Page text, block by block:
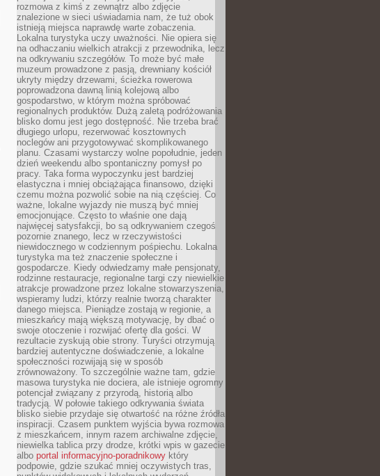
rozmowa z kimś z zewnątrz albo zdjęcie
znalezione w sieci uświadamia nam, że tuż obok
istnieją miejsca naprawdę warte zobaczenia.
Lokalna turystyka uczy uważności. Nie opiera się
na odhaczaniu wielkich atrakcji z przewodnika, lecz
na odkrywaniu szczegółów. To może być małe
muzeum prowadzone z pasją, drewniany kościół
ukryty między drzewami, ścieżka rowerowa
poprowadzona dawną linią kolejową albo
gospodarstwo, w którym można spróbować
regionalnych produktów. Dużą zaletą podróżowania
blisko domu jest jego dostępność. Nie trzeba brać
długiego urlopu, rezerwować kosztownych
noclegów ani przygotowywać skomplikowanego
planu. Czasami wystarczy wolne popołudnie, jeden
dzień weekendu albo spontaniczny pomysł po
pracy. Taka forma wypoczynku jest bardziej
elastyczna i mniej obciążająca finansowo, dzięki
czemu można pozwolić sobie na nią częściej. Co
ważne, lokalne wyjazdy nie muszą być mniej
emocjonujące. Często to właśnie one dają
najwięcej satysfakcji, bo są odkrywaniem czegoś
pozornie znanego, lecz w rzeczywistości
niewidocznego w codziennym pośpiechu. Lokalna
turystyka ma też znaczenie społeczne i
gospodarcze. Kiedy odwiedzamy małe pensjonaty,
rodzinne restauracje, regionalne targi czy niewielkie
atrakcje prowadzone przez lokalne stowarzyszenia,
wspieramy ludzi, którzy realnie tworzą charakter
danego miejsca. Pieniądze zostają w regionie, a
mieszkańcy mają większą motywację, by dbać o
swoje otoczenie i rozwijać ofertę dla gości. W
rezultacie zyskują obie strony. Turyści otrzymują
bardziej autentyczne doświadczenie, a lokalne
społeczności rozwijają się w sposób
zrównoważony. To szczególnie ważne tam, gdzie
masowa turystyka nie dociera, ale istnieje ogromny
potencjał związany z przyrodą, historią albo
tradycją. W połowie takiego odkrywania świata
blisko siebie przydaje się otwartość na różne źródła
inspiracji. Czasem punktem wyjścia bywa rozmowa
z mieszkańcem, innym razem archiwalne zdjęcie,
niewielka tablica przy drodze, krótki wpis w gazecie
albo portal informacyjno-poradnikowy który
podpowie, gdzie szukać mniej oczywistych tras,